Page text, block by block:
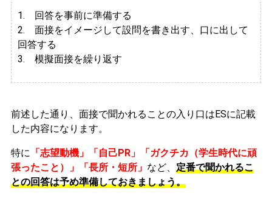
1. 回答を事前に準備する
2. 面接をイメージして設問を書き出す、口に出して
回答する
3. 模擬面接を繰り返す
前述した通り、面接で聞かれることの入り口はESに記載
した内容になります。
特に 「志望動機」「自己PR」「ガクチカ（学生時代に頑
張ったこと）」「長所・短所」 など、 定番で聞かれるこ
との回答は予め準備しておきましょう。